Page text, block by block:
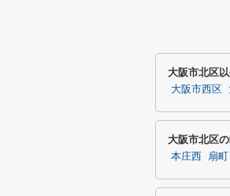
大阪市北区
大阪市西区
大阪市北区
本庄西 扇町